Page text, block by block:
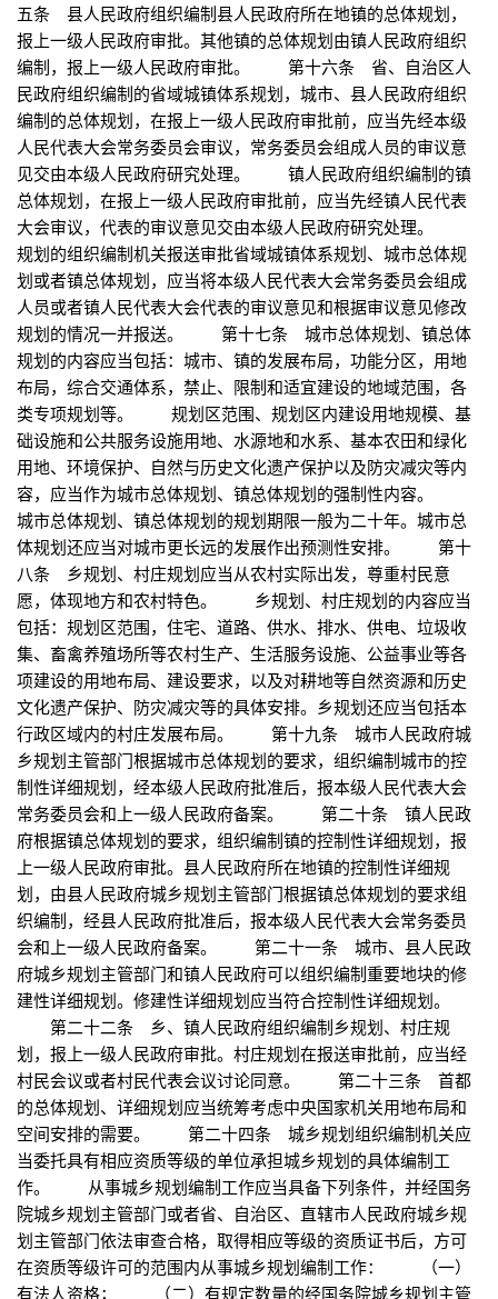
五条 县人民政府组织编制县人民政府所在地镇的总体规划，
报上一级人民政府审批。其他镇的总体规划由镇人民政府组织
编制，报上一级人民政府审批。 第十六条 省、自治区人
民政府组织编制的省域城镇体系规划，城市、县人民政府组织
编制的总体规划，在报上一级人民政府审批前，应当先经本级
人民代表大会常务委员会审议，常务委员会组成人员的审议意
见交由本级人民政府研究处理。 镇人民政府组织编制的镇
总体规划，在报上一级人民政府审批前，应当先经镇人民代表
大会审议，代表的审议意见交由本级人民政府研究处理。
规划的组织编制机关报送审批省域城镇体系规划、城市总体规
划或者镇总体规划，应当将本级人民代表大会常务委员会组成
人员或者镇人民代表大会代表的审议意见和根据审议意见修改
规划的情况一并报送。 第十七条 城市总体规划、镇总体
规划的内容应当包括：城市、镇的发展布局，功能分区，用地
布局，综合交通体系，禁止、限制和适宜建设的地域范围，各
类专项规划等。 规划区范围、规划区内建设用地规模、基
础设施和公共服务设施用地、水源地和水系、基本农田和绿化
用地、环境保护、自然与历史文化遗产保护以及防灾减灾等内
容，应当作为城市总体规划、镇总体规划的强制性内容。
城市总体规划、镇总体规划的规划期限一般为二十年。城市总
体规划还应当对城市更长远的发展作出预测性安排。 第十
八条 乡规划、村庄规划应当从农村实际出发，尊重村民意
愿，体现地方和农村特色。 乡规划、村庄规划的内容应当
包括：规划区范围，住宅、道路、供水、排水、供电、垃圾收
集、畜禽养殖场所等农村生产、生活服务设施、公益事业等各
项建设的用地布局、建设要求，以及对耕地等自然资源和历史
文化遗产保护、防灾减灾等的具体安排。乡规划还应当包括本
行政区域内的村庄发展布局。 第十九条 城市人民政府城
乡规划主管部门根据城市总体规划的要求，组织编制城市的控
制性详细规划，经本级人民政府批准后，报本级人民代表大会
常务委员会和上一级人民政府备案。 第二十条 镇人民政
府根据镇总体规划的要求，组织编制镇的控制性详细规划，报
上一级人民政府审批。县人民政府所在地镇的控制性详细规
划，由县人民政府城乡规划主管部门根据镇总体规划的要求组
织编制，经县人民政府批准后，报本级人民代表大会常务委员
会和上一级人民政府备案。 第二十一条 城市、县人民政
府城乡规划主管部门和镇人民政府可以组织编制重要地块的修
建性详细规划。修建性详细规划应当符合控制性详细规划。
第二十二条 乡、镇人民政府组织编制乡规划、村庄规
划，报上一级人民政府审批。村庄规划在报送审批前，应当经
村民会议或者村民代表会议讨论同意。 第二十三条 首都
的总体规划、详细规划应当统筹考虑中央国家机关用地布局和
空间安排的需要。 第二十四条 城乡规划组织编制机关应
当委托具有相应资质等级的单位承担城乡规划的具体编制工
作。 从事城乡规划编制工作应当具备下列条件，并经国务
院城乡规划主管部门或者省、自治区、直辖市人民政府城乡规
划主管部门依法审查合格，取得相应等级的资质证书后，方可
在资质等级许可的范围内从事城乡规划编制工作： （一）
有法人资格； （二）有规定数量的经国务院城乡规划主管